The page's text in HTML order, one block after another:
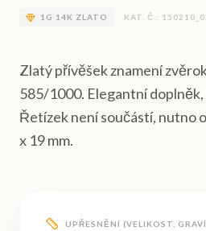
1 G 14K ZLATO KAT. Č.:
Zlatý přívěšek znamení
585/1000. Elegantní
Řetízek není součástí, nutno
x 19 mm.
UPŘESNĚNÍ (VELIKOST,